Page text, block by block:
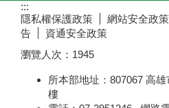
:::
隱私權保護政策
網站安全政策
告
資通安全政策
瀏覽人次： 1945
所本部地址：807067 高
樓